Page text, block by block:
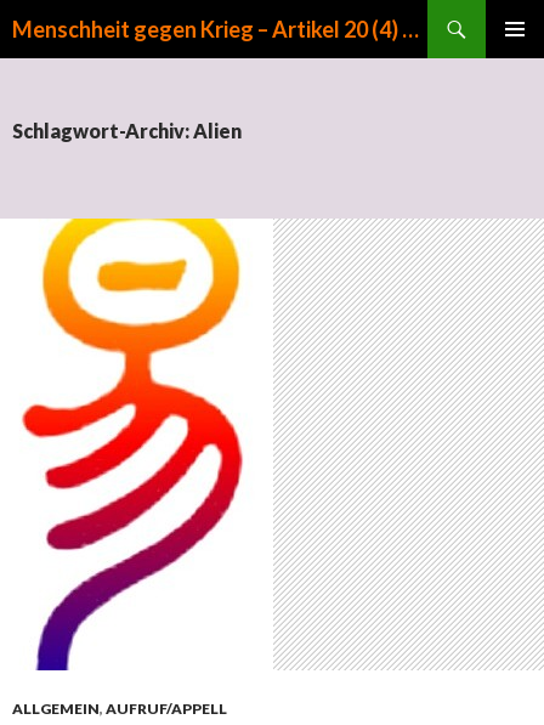
Menschheit gegen Krieg – Artikel 20 (4) GG
Schlagwort-Archiv: Alien
ALLGEMEIN, AUFRUF/APPELL